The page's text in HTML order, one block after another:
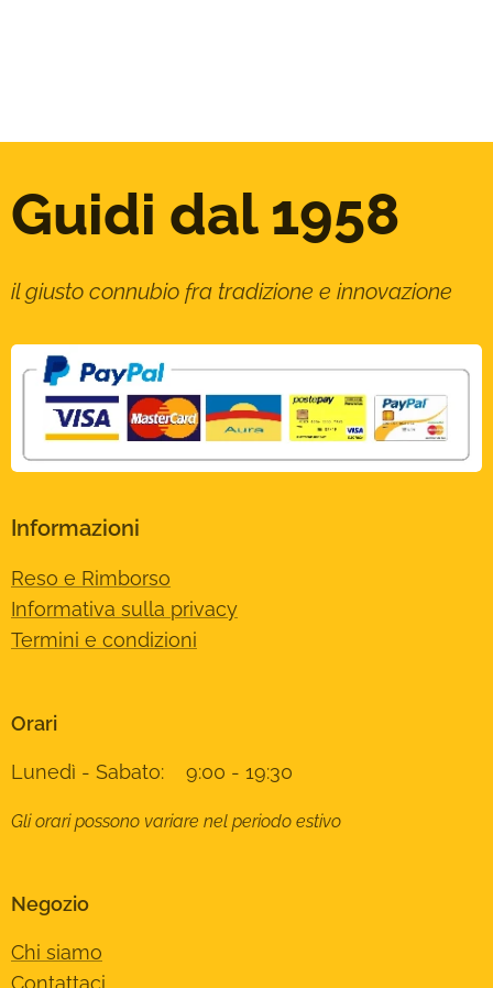
Guidi dal 1958
il giusto connubio fra tradizione e innovazione
Informazioni
Reso e Rimborso
Informativa sulla privacy
Termini e condizioni
Orari
Lunedì - Sabato: 9:00 - 19:30
Gli orari possono variare nel periodo estivo
Negozio
Chi siamo
Contattaci